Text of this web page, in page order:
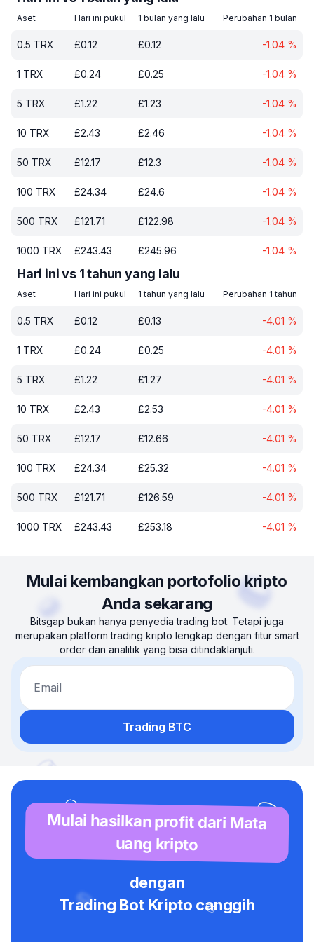
Aset Hari ini pukul 1 bulan yang lalu Perubahan 1 bulan
0.5 TRX £0.12 £0.12 -1.04 %
1 TRX £0.24 £0.25 -1.04 %
5 TRX £1.22 £1.23 -1.04 %
10 TRX £2.43 £2.46 -1.04 %
50 TRX £12.17 £12.3 -1.04 %
100 TRX £24.34 £24.6 -1.04 %
500 TRX £121.71 £122.98 -1.04 %
1000 TRX £243.43 £245.96 -1.04 %
Hari ini vs 1 tahun yang lalu
Aset Hari ini pukul 1 tahun yang lalu Perubahan 1 tahun
0.5 TRX £0.12 £0.13 -4.01 %
1 TRX £0.24 £0.25 -4.01 %
5 TRX £1.22 £1.27 -4.01 %
10 TRX £2.43 £2.53 -4.01 %
50 TRX £12.17 £12.66 -4.01 %
100 TRX £24.34 £25.32 -4.01 %
500 TRX £121.71 £126.59 -4.01 %
1000 TRX £243.43 £253.18 -4.01 %
Mulai kembangkan portofolio kripto
Anda sekarang
Bitsgap bukan hanya penyedia trading bot. Tetapi juga
merupakan platform trading kripto lengkap dengan fitur smart
order dan analitik yang bisa ditindaklanjuti.
Email
Trading BTC
Mulai hasilkan profit dari Mata
uang kripto
dengan
Trading Bot Kripto canggih